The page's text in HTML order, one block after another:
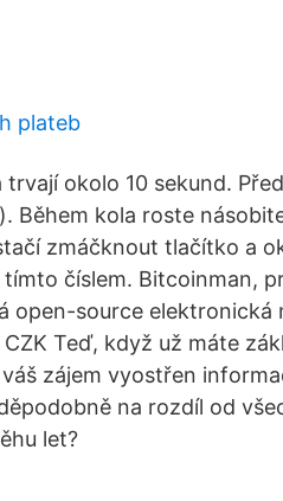
plateb
okolo 10 sekund.
kola roste
zmáčknout tlačítko a
číslem. Bitcoinman,
open-source elektronická
Teď, když už máte
zájem vyostřen
na rozdíl od
let?